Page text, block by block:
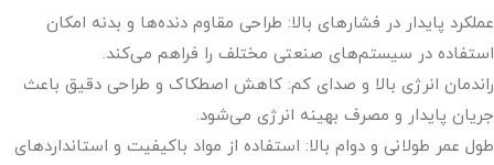
عملکرد پایدار در فشارهای بالا: طراحی مقاوم دنده‌ها و بدنه امکان
استفاده در سیستم‌های صنعتی مختلف را فراهم می‌کند.
راندمان انرژی بالا و صدای کم: کاهش اصطکاک و طراحی دقیق باعث
جریان پایدار و مصرف بهینه انرژی می‌شود.
طول عمر طولانی و دوام بالا: استفاده از مواد باکیفیت و استانداردهای